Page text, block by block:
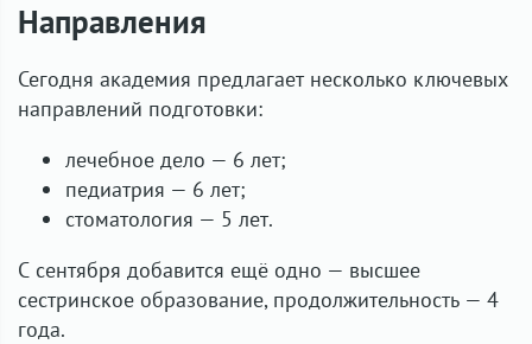
Направления
Сегодня академия предлагает несколько ключевых
направлений подготовки:
лечебное дело — 6 лет;
педиатрия — 6 лет;
стоматология — 5 лет.
С сентября добавится ещё одно — высшее
сестринское образование, продолжительность — 4
года.